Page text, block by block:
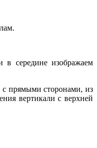
в середине изображаем
прямыми сторонами, из
вертикали с верхней